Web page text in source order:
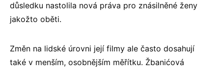
důsledku nastolila nová práva pro znásilněné ženy
jakožto oběti.
Změn na lidské úrovni její filmy ale často dosahují
také v menším, osobnějším měřítku. Žbanićová